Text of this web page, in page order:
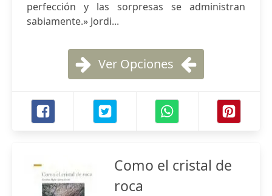
perfección y las sorpresas se administran
sabiamente.» Jordi...
Ver Opciones
Como el cristal de
roca